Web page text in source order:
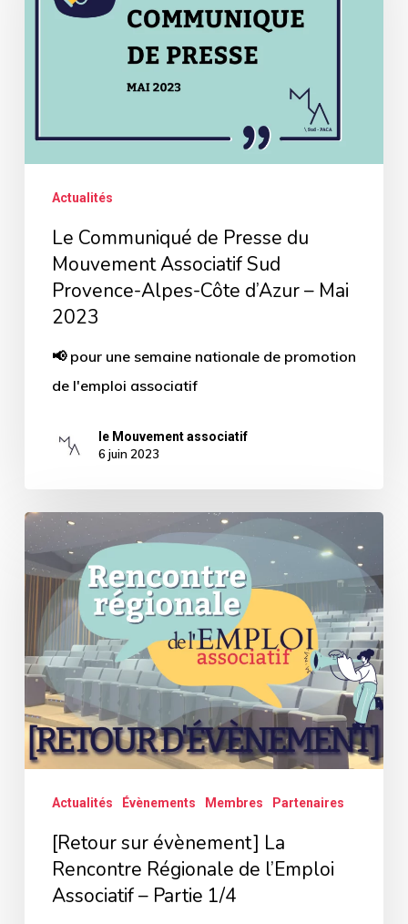
Presse
d’Azur
2023
Actualités
Le Communiqué de Presse du
Mouvement Associatif Sud
Provence-Alpes-Côte d’Azur – Mai
2023
📢 pour une semaine nationale de promotion
de l'emploi associatif
le Mouvement associatif
6 juin 2023
[Retour
sur
évènement]
La
Rencontre
Régionale
de
l’Emploi
Associatif
Actualités Évènements Membres Partenaires
[Retour sur évènement] La
Rencontre Régionale de l’Emploi
Associatif – Partie 1/4